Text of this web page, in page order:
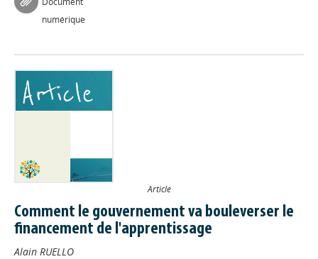
numérique
Article
Comment le gouvernement va bouleverser le
financement de l'apprentissage
Alain RUELLO